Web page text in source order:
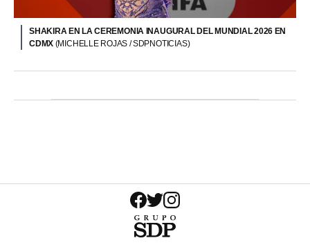
SHAKIRA EN LA CEREMONIA INAUGURAL DEL MUNDIAL 2026 EN
CDMX (MICHELLE ROJAS / SDPNOTICIAS)